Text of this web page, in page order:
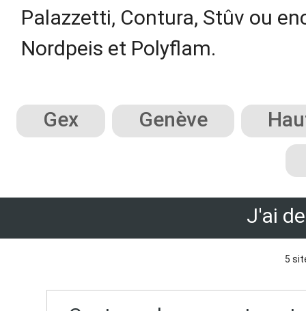
Palazzetti, Contura, Stûv ou
Nordpeis et Polyflam.
Gex Genève
J'ai
5